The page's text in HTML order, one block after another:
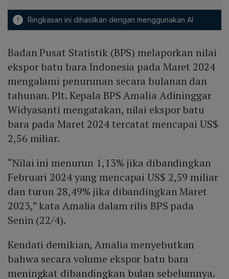
! Ringkasan ini dihasilkan dengan menggunakan AI
Badan Pusat Statistik (BPS) melaporkan nilai
ekspor batu bara Indonesia pada Maret 2024
mengalami penurunan secara bulanan dan
tahunan. Plt. Kepala BPS Amalia Adininggar
Widyasanti mengatakan, nilai ekspor batu
bara pada Maret 2024 tercatat mencapai US$
2,56 miliar.
“Nilai ini menurun 1,13% jika dibandingkan
Februari 2024 yang mencapai US$ 2,59 miliar
dan turun 28,49% jika dibandingkan Maret
2023,” kata Amalia dalam rilis BPS pada
Senin (22/4).
Kendati demikian, Amalia menyebutkan
bahwa secara volume ekspor batu bara
meningkat dibandingkan bulan sebelumnya.